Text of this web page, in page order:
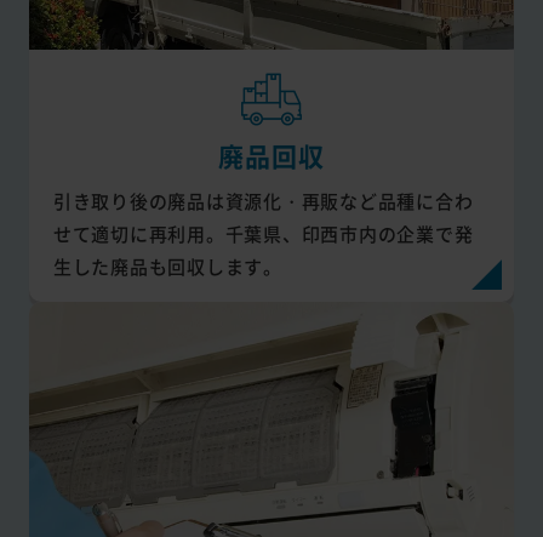
廃品回収
引き取り後の廃品は資源化・再販など品種に合わ
せて適切に再利用。千葉県、印西市内の企業で発
生した廃品も回収します。